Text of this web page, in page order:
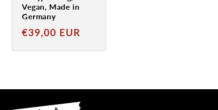
Vegan, Made in
Germany
Normaler
€39,00 EUR